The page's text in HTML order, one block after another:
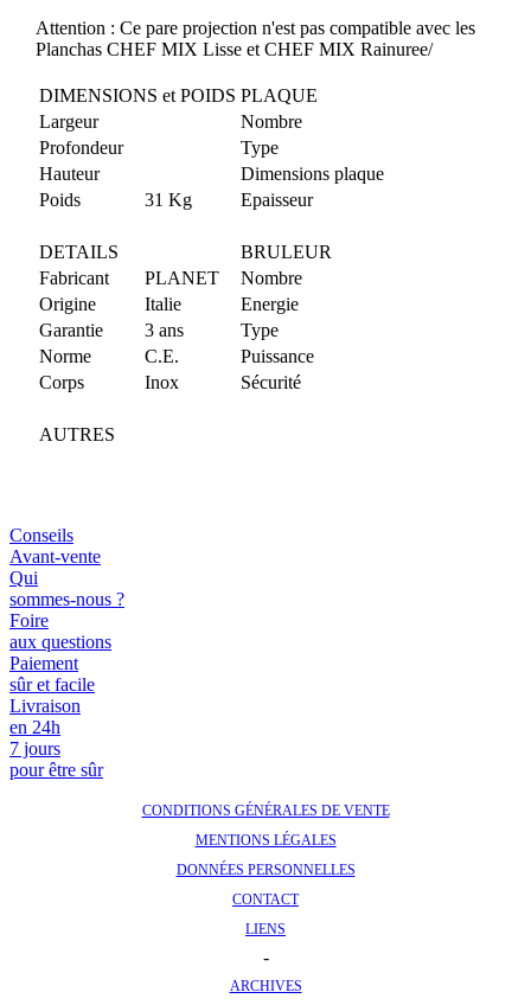
Attention : Ce pare projection n'est pas compatible avec les
Planchas CHEF MIX Lisse et CHEF MIX Rainuree/
DIMENSIONS et POIDS PLAQUE
Largeur
Nombre
Profondeur
Type
Hauteur
Dimensions plaque
Poids
31 Kg Epaisseur
DETAILS
BRULEUR
Fabricant
PLANET
Nombre
Origine
Italie
Energie
Garantie
3 ans
Type
Norme
C.E.
Puissance
Corps
Inox Sécurité
AUTRES
Conseils
Avant-vente
Qui
sommes-nous ?
Foire
aux questions
Paiement
sûr et facile
Livraison
en 24h
7 jours
pour être sûr
CONDITIONS GÉNÉRALES DE VENTE
MENTIONS LÉGALES
DONNÉES PERSONNELLES
CONTACT
LIENS
-
ARCHIVES